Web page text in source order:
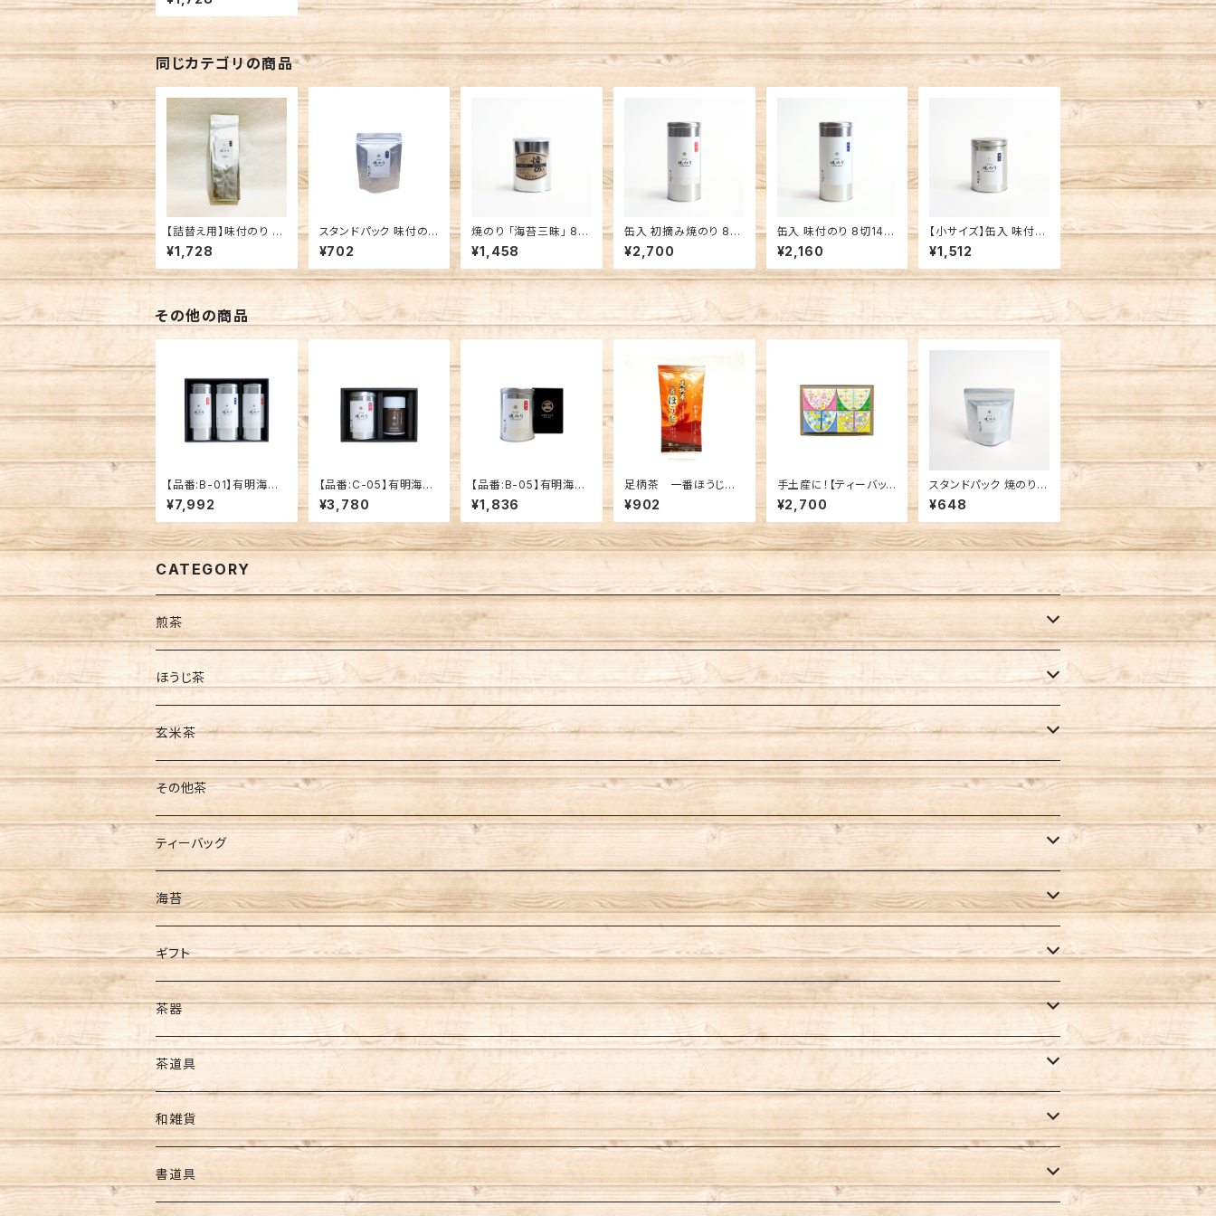
海産 焼海苔
同じカテゴリの商品
【詰替え用】味付のり 8
切144枚 有明海産 味
付海苔
¥1,728
スタンドパック 味付のり
8切サイズ
¥702
焼のり 「海苔三昧」 8切
88枚
¥1,458
缶入 初摘み焼のり 8切
144枚 有明海産 焼海
苔
¥2,700
缶入 味付のり 8切144
枚 有明海産 味付海苔
¥2,160
【小サイズ】缶入 味付の
り 8切64枚 有明海産
焼海苔
¥1,512
その他の商品
【品番:B-01】有明海産
8切海苔 3缶セット
¥7,992
【品番:C-05】有明海産
海苔(小) 1缶・深蒸し煎
茶 「平八」 1缶セット
¥3,780
【品番:B-05】有明海産
8切 初摘み焼のり(小)
ギフト
¥1,836
足柄茶 一番ほうじ茶
【かおり】 50g 神奈川
県産茶葉100%使用
¥902
手土産に！【ティーバッグ
ギフト】いろ色小箱 4種
セット
¥2,700
スタンドパック 焼のり 8
切サイズ
¥648
CATEGORY
煎茶
茶葉
缶入
袋入
ティーバッグ
水出し
新茶
ギフト
ほうじ茶
茶葉
ティーバッグ
玄米茶
茶葉
ティーバッグ
その他茶
ティーバッグ
煎茶
ほうじ茶
玄米茶
バイオ茶
カカオティー
ギフトセット
海苔
全型サイズ
8切サイズ
その他
ギフト
ギフト
お茶ギフト
海苔ギフト
お茶･海苔ギフト
茶器
急須
水出し用ボトル
フィルターインボトル
コースター
茶道具
懐紙
和雑貨
ポーチ・財布
書道具